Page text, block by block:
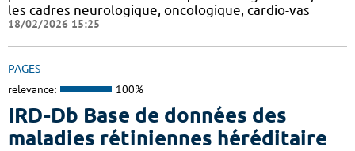
les cadres neurologique, oncologique, cardio-vas
18/02/2026 15:25
PAGES
relevance: 100%
IRD-Db Base de données des
maladies rétiniennes héréditaire